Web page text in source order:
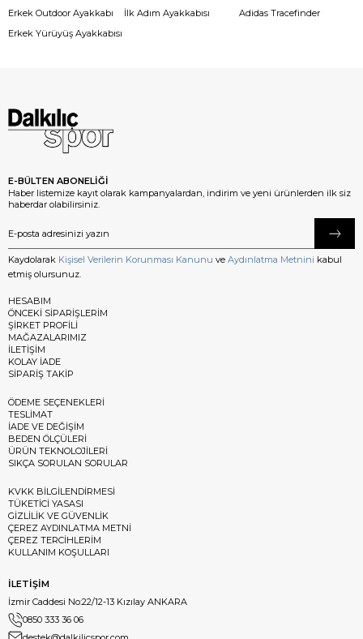
Erkek Outdoor Ayakkabı
Erkek Yürüyüş Ayakkabısı
İlk Adım Ayakkabısı
Adidas Tracefinder
E-BÜLTEN ABONELİĞİ
Haber listemize kayıt olarak kampanyalardan, indirim ve yeni ürünlerden ilk siz
haberdar olabilirsiniz.
Kaydolarak Kişisel Verilerin Korunması Kanunu ve Aydınlatma Metnini kabul
etmiş olursunuz.
HESABIM
ÖNCEKİ SİPARİŞLERİM
ŞİRKET PROFİLİ
MAĞAZALARIMIZ
İLETİŞİM
KOLAY İADE
SİPARİŞ TAKİP
ÖDEME SEÇENEKLERİ
TESLİMAT
İADE VE DEĞİŞİM
BEDEN ÖLÇÜLERİ
ÜRÜN TEKNOLOJİLERİ
SIKÇA SORULAN SORULAR
KVKK BİLGİLENDİRMESİ
TÜKETİCİ YASASI
GİZLİLİK VE GÜVENLİK
ÇEREZ AYDINLATMA METNİ
ÇEREZ TERCİHLERİM
KULLANIM KOŞULLARI
İLETİŞİM
İzmir Caddesi No:22/12-13 Kızılay ANKARA
0850 333 36 06